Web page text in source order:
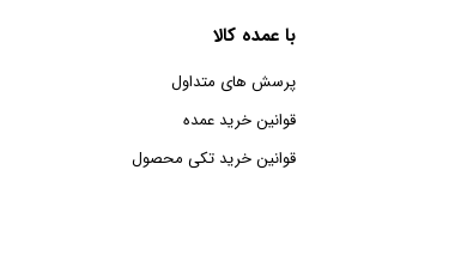
با عمده کالا
پرسش های متداول
قوانین خرید عمده
قوانین خرید تکی محصول